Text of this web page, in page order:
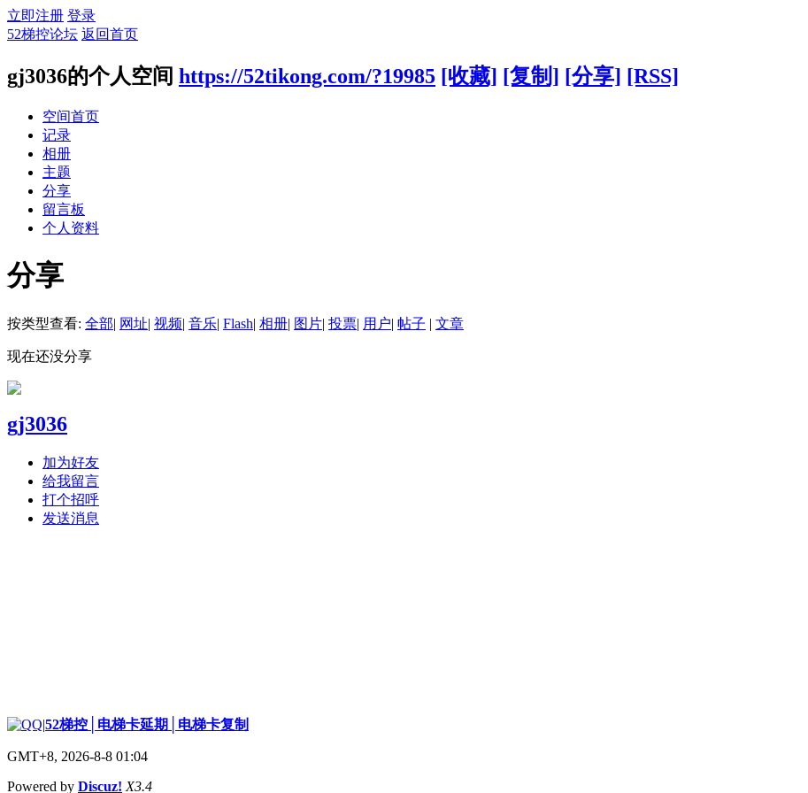
立即注册 登录
52梯控论坛 返回首页
gj3036的个人空间 https://52tikong.com/?19985 [收藏] [复制] [分享] [RSS]
空间首页
记录
相册
主题
分享
留言板
个人资料
分享
按类型查看: 全部| 网址| 视频| 音乐| Flash| 相册| 图片| 投票| 用户| 帖子 | 文章
现在还没分享
gj3036
加为好友
给我留言
打个招呼
发送消息
|52梯控│电梯卡延期│电梯卡复制
GMT+8, 2026-8-8 01:04
Powered by Discuz! X3.4